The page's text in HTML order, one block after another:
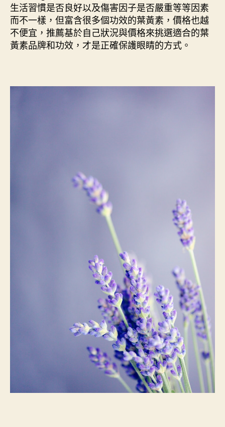
生活習慣是否良好以及傷害因子是否嚴重等等因素
而不一樣，但富含很多個功效的葉黃素，價格也越
不便宜，推薦基於自己狀況與價格來挑選適合的葉
黃素品牌和功效，才是正確保護眼睛的方式。